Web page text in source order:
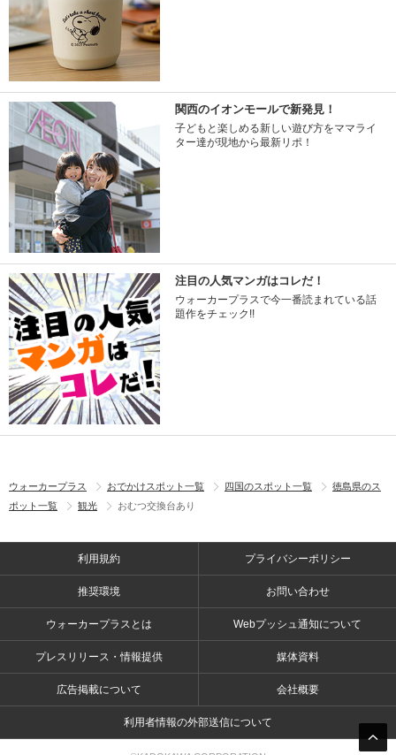
関西のイオンモールで新発見！
子どもと楽しめる新しい遊び方をママライ
ター達が現地から最新リポ！
注目の人気マンガはコレだ！
ウォーカープラスで今一番読まれている話
題作をチェック!!
ウォーカープラス おでかけスポット一覧 四国のスポット一覧
徳島県のス
ポット一覧
観光 おむつ交換台あり
利用規約 プライバシーポリシー
推奨環境 お問い合わせ
ウォーカープラスとは Webプッシュ通知について
プレスリリース・情報提供 媒体資料
広告掲載について 会社概要
利用者情報の外部送信について